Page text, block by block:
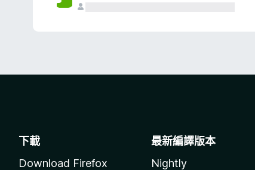
下載
Download Firefox
最新編譯版本
Nightly